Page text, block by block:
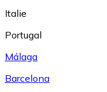
Italie
Portugal
Málaga
Barcelona